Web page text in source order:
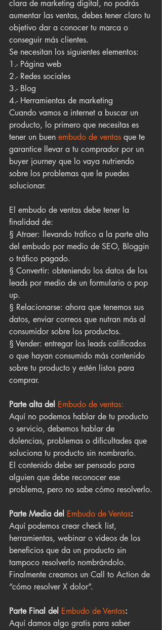
clara de marketing digital, no podrás
aumentar las ventas, debes tener claro tu
objetivo dar a conocer tu marca o
conseguir más clientes.
Se necesitan los siguientes elementos:
1.- Página web
2.- Redes sociales
3.- Blog
4.- Herramientas de marketing
Cuando vamos a internet a buscar un
producto, lo primero que necesitas es
tener un buen embudo de ventas que te
garantice llevar a tu comprador por un
buyer journey que lo vaya nutriendo
sobre los problemas que le puedes
solucionar.
El embudo de ventas debe tener la
finalidad de:
§ Atraer: llevando tráfico a la parte alta
del embudo por medio de SEO, Bloggin
o tráfico pagado.
§ Convertir: obteniendo los datos de los
leads por medio de un formulario o pop
up.
§ Relacionarse: ahora que tenemos sus
datos, enviar correos que nutran más al
consumidor sobre los productos.
§ Vender: entregar los leads calificados
o que hayan consumido más contenido
sobre tu producto y estén listos para
comprar.
Parte alta del Embudo de ventas:
Aquí no podemos hablar de tu producto
o servicio, debemos hablar de
dolencias, problemas o dificultades que
soluciona tu producto sin nombrarlo.
El contenido debe ser pensado para
alguien que debe reconocer ese
problema, pero no sabe cómo resolverlo.
Parte Media del Embudo de Ventas:
Aquí podemos crear check list,
herramientas, webinar o videos de los
beneficios que da un producto sin
tampoco resolverlo nombrándolo.
Finalmente creamos un Call to Action de
“cómo resolver X dolor”.
Parte Final del Embudo de Ventas:
Aquí damos algo gratis para saber